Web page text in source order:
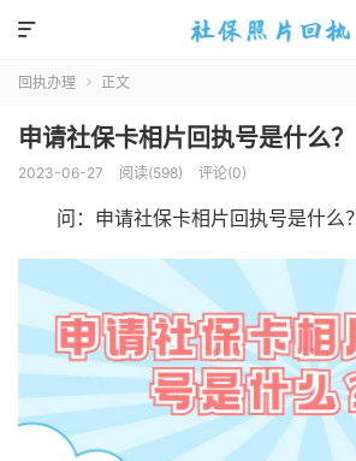

回执办理  正文
申请社保卡相片回执号是什么？
2023-06-27 阅读(598) 评论(0)
问：申请社保卡相片回执号是什么？